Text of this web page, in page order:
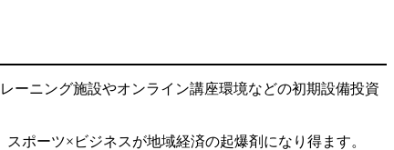
ーニング施設やオンライン講座環境などの初期設備投資
ポーツ×ビジネスが地域経済の起爆剤になり得ます。